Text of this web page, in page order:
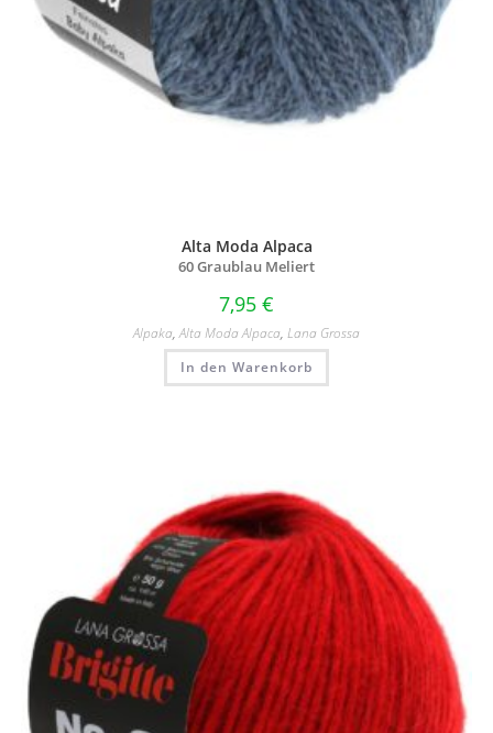
Alta Moda Alpaca
60 Graublau Meliert
7,95 €
Alpaka,Alta Moda Alpaca, Lana Grossa
In den Warenkorb